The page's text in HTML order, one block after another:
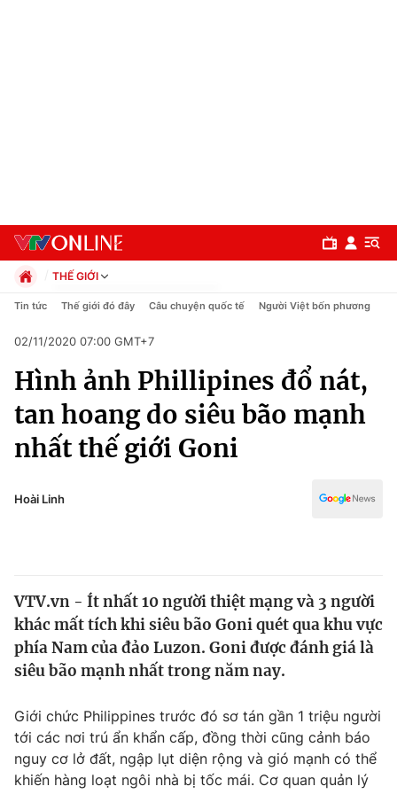
Chuyên mục
Chính trị
Xã hội
Pháp luật
Thế giới
Tin tức
Thế giới đó đây
Câu chuyện quốc tế
Kinh tế
Thị trường
Góc doanh nghiệp
Dữ liệu và đời sống
Truyền hình
THẾ GIỚI
Chính trị
Pháp luật
Kinh tế
Thể thao
Truyền hình
Văn hóa - Giải trí
Tin tức Thế giới đó đây Câu chuyện quốc tế Người Việt bốn phương
02/11/2020 07:00 GMT+7
Hình ảnh Phillipines đổ nát,
tan hoang do siêu bão mạnh
nhất thế giới Goni
Hoài Linh
VTV.vn - Ít nhất 10 người thiệt mạng và 3 người
khác mất tích khi siêu bão Goni quét qua khu vực
phía Nam của đảo Luzon. Goni được đánh giá là
siêu bão mạnh nhất trong năm nay.
Giới chức Philippines trước đó sơ tán gần 1 triệu người
tới các nơi trú ẩn khẩn cấp, đồng thời cũng cảnh báo
nguy cơ lở đất, ngập lụt diện rộng và gió mạnh có thể
khiến hàng loạt ngôi nhà bị tốc mái. Cơ quan quản lý